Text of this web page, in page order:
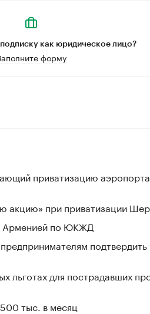
как юридическое лицо?
форму
приватизацию аэропорта
акцию» при приватизации
Арменией по ЮКЖД
льготах для пострадавших
тыс. в месяц